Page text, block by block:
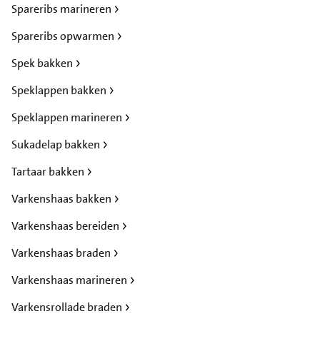
Spareribs marineren
Spareribs opwarmen
Spek bakken
Speklappen bakken
Speklappen marineren
Sukadelap bakken
Tartaar bakken
Varkenshaas bakken
Varkenshaas bereiden
Varkenshaas braden
Varkenshaas marineren
Varkensrollade braden